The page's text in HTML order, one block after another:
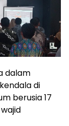
dalam
di
berusia 17